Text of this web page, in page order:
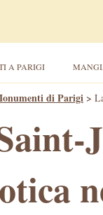
A PARIGI
di Parigi >